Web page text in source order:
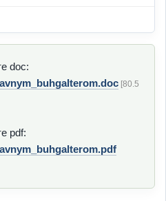
doc:
[80.5
pdf: